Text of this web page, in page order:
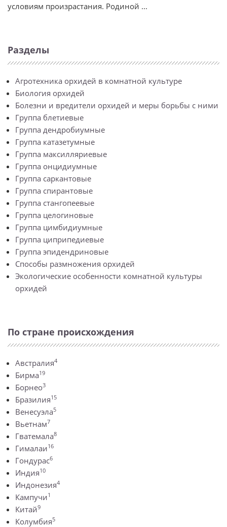
условиям произрастания. Родиной ...
Разделы
Агротехника орхидей в комнатной культуре
Биология орхидей
Болезни и вредители орхидей и меры борьбы с ними
Группа блетиевые
Группа дендробиумные
Группа катазетумные
Группа максилляриевые
Группа онцидиумные
Группа саркантовые
Группа спирантовые
Группа стангопеевые
Группа целогиновые
Группа цимбидиумные
Группа циприпедиевые
Группа эпидендриновые
Способы размножения орхидей
Экологические особенности комнатной культуры
орхидей
По стране происхождения
Австралия4
Бирма19
Борнео3
Бразилия15
Венесуэла5
Вьетнам7
Гватемала8
Гималаи16
Гондурас6
Индия10
Индонезия4
Кампучи1
Китай9
Колумбия5